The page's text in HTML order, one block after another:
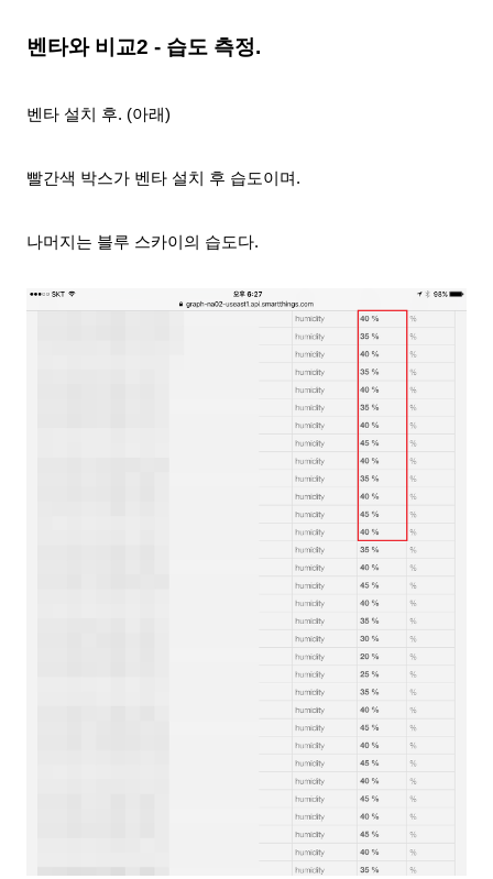
벤타와 비교2 - 습도 측정.
벤타 설치 후. (아래)
빨간색 박스가 벤타 설치 후 습도이며.
나머지는 블루 스카이의 습도다.